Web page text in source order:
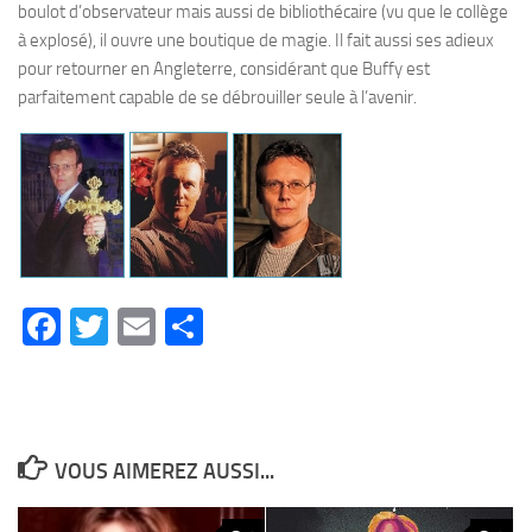
boulot d’observateur mais aussi de bibliothécaire (vu que le collège
à explosé), il ouvre une boutique de magie. Il fait aussi ses adieux
pour retourner en Angleterre, considérant que Buffy est
parfaitement capable de se débrouiller seule à l’avenir.
Facebook
Twitter
Email
VOUS AIMEREZ AUSSI...